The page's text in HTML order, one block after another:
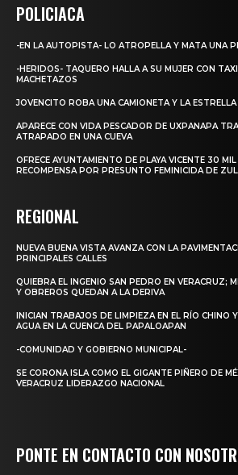
POLICIACA
-EN LA AUTOPISTA- LO ATROPELLA Y MATA UNA
-HERIDOS- TAQUERO HALLA A SU MUJER CON
MACHETAZOS
JOVENCITO ROBA UNA CAMIONETA Y LA
APARECE CON VIDA PESCADOR DE UXPANAPA
ATRAPADO EN UNA CUEVA
OFRECE AYUNTAMIENTO DE PLAYA VICENTE 30
RECOMPENSA POR PRESUNTO FEMINICIDA DE
REGIONAL
NUEVA BUENA VISTA AVANZA CON LA
PRINCIPALES CALLES
QUIEBRA EL INGENIO SAN PEDRO EN VERACRUZ;
Y OBREROS QUEDAN A LA DERIVA
INICIAN TRABAJOS DE LIMPIEZA EN EL RÍO CHINO
AGUA EN LA CUENCA DEL PAPALOAPAN
-COMUNIDAD Y GOBIERNO MUNICIPAL-
SE CORONA ISLA COMO EL GIGANTE PIÑERO DE
VERACRUZ LIDERAZGO NACIONAL
PONTE EN CONTACTO CON